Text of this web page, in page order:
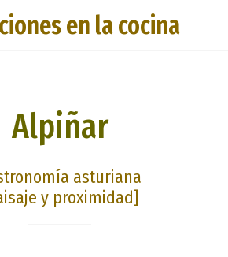
en la cocina
Alpiñar
asturiana
y proximidad]